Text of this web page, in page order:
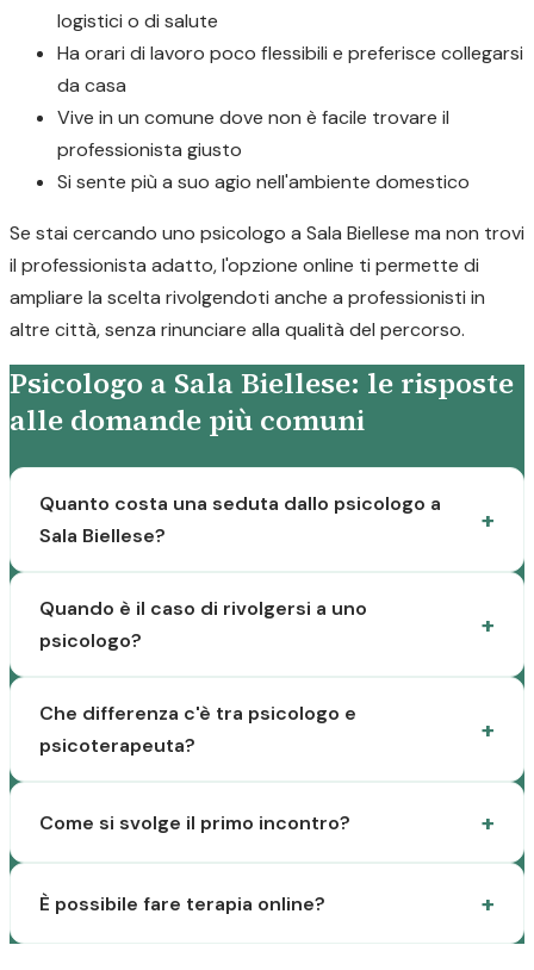
logistici o di salute
Ha orari di lavoro poco flessibili e preferisce collegarsi
da casa
Vive in un comune dove non è facile trovare il
professionista giusto
Si sente più a suo agio nell'ambiente domestico
Se stai cercando uno psicologo a Sala Biellese ma non trovi
il professionista adatto, l'opzione online ti permette di
ampliare la scelta rivolgendoti anche a professionisti in
altre città, senza rinunciare alla qualità del percorso.
Psicologo a Sala Biellese: le risposte
alle domande più comuni
Quanto costa una seduta dallo psicologo a
Sala Biellese?
Quando è il caso di rivolgersi a uno
psicologo?
Che differenza c'è tra psicologo e
psicoterapeuta?
Come si svolge il primo incontro?
È possibile fare terapia online?